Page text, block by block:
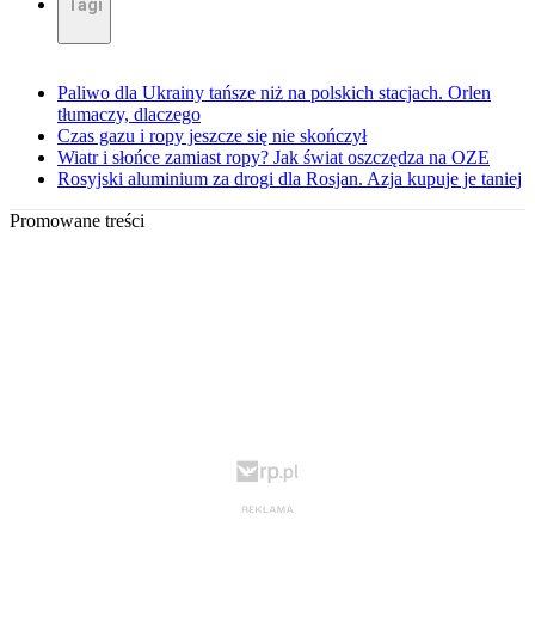
Tagi
Paliwo dla Ukrainy tańsze niż na polskich stacjach. Orlen
tłumaczy, dlaczego
Czas gazu i ropy jeszcze się nie skończył
Wiatr i słońce zamiast ropy? Jak świat oszczędza na OZE
Rosyjski aluminium za drogi dla Rosjan. Azja kupuje je taniej
Promowane treści